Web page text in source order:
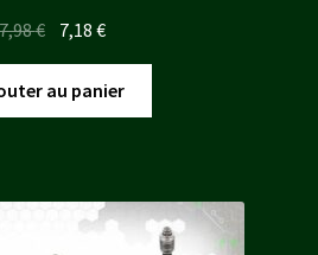
€ Le
initial
était :
7,18€Le
actuel
est :
au panier